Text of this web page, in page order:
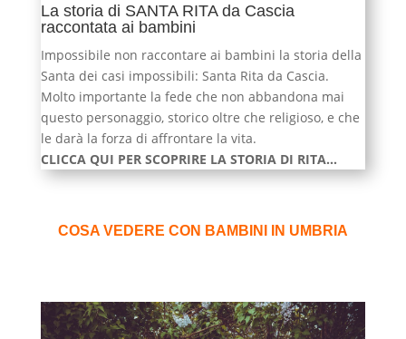
La storia di SANTA RITA da Cascia
raccontata ai bambini
Impossibile non raccontare ai bambini la storia della
Santa dei casi impossibili: Santa Rita da Cascia.
Molto importante la fede che non abbandona mai
questo personaggio, storico oltre che religioso, e che
le darà la forza di affrontare la vita.
CLICCA QUI PER SCOPRIRE LA STORIA DI RITA…
COSA VEDERE CON BAMBINI IN UMBRIA